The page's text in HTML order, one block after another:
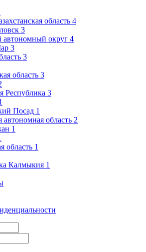
область 4
3
автономный округ 4
3
3
область 3
Республика 3
Посад 1
автономная область 2
1
область 1
Калмыкия 1